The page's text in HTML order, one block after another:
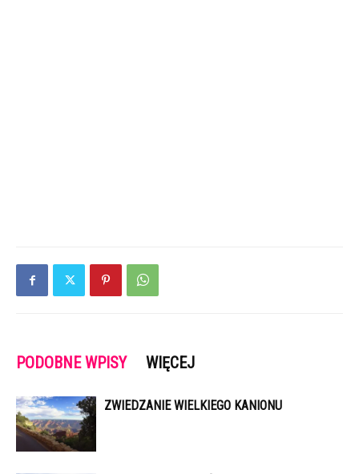
PODOBNE WPISY WIĘCEJ
ZWIEDZANIE WIELKIEGO KANIONU